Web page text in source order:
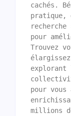
cachés.
pratique,
pour
Trouvez
pour
millions